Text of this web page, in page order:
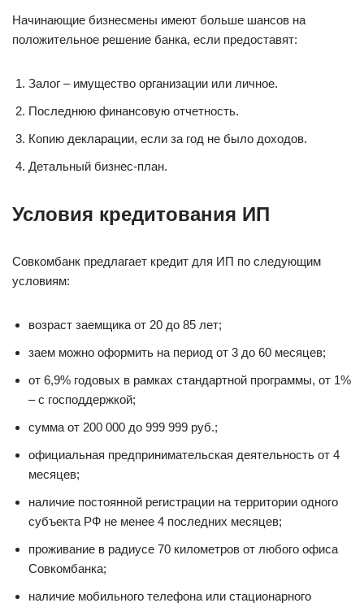
Начинающие бизнесмены имеют больше шансов на
положительное решение банка, если предоставят:
Залог – имущество организации или личное.
Последнюю финансовую отчетность.
Копию декларации, если за год не было доходов.
Детальный бизнес-план.
Условия кредитования ИП
Совкомбанк предлагает кредит для ИП по следующим
условиям:
возраст заемщика от 20 до 85 лет;
заем можно оформить на период от 3 до 60 месяцев;
от 6,9% годовых в рамках стандартной программы, от 1%
– с господдержкой;
сумма от 200 000 до 999 999 руб.;
официальная предпринимательская деятельность от 4
месяцев;
наличие постоянной регистрации на территории одного
субъекта РФ не менее 4 последних месяцев;
проживание в радиусе 70 километров от любого офиса
Совкомбанка;
наличие мобильного телефона или стационарного